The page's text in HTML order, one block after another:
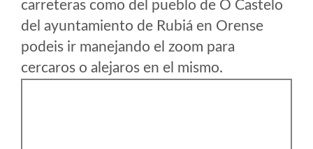
carreteras como del pueblo de O Castelo
del ayuntamiento de Rubiá en Orense
podeis ir manejando el zoom para
cercaros o alejaros en el mismo.